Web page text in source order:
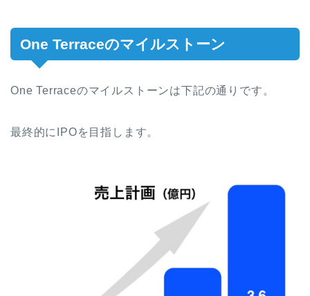
One Terraceのマイルストーン
One Terraceのマイルストーンは下記の通りです。
最終的にIPOを目指します。